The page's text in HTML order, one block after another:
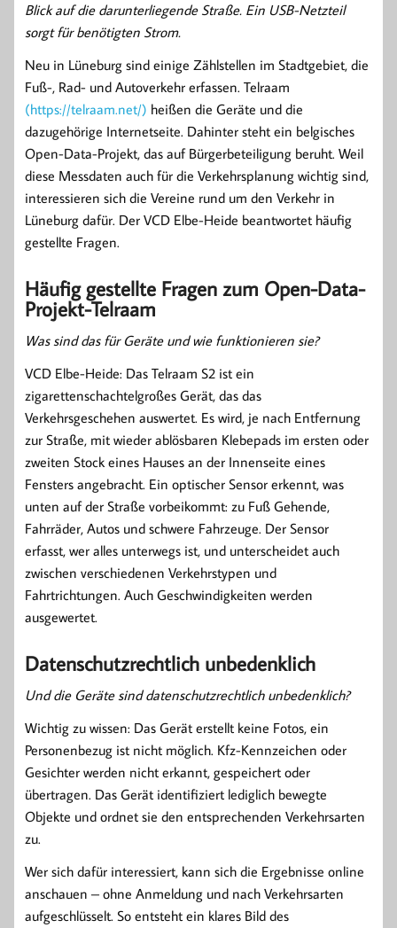
Blick auf die darunterliegende Straße. Ein USB-Netzteil
sorgt für benötigten Strom.
Neu in Lüneburg sind einige Zählstellen im Stadtgebiet, die
Fuß-, Rad- und Autoverkehr erfassen. Telraam
(https://telraam.net/) heißen die Geräte und die
dazugehörige Internetseite. Dahinter steht ein belgisches
Open-Data-Projekt, das auf Bürgerbeteiligung beruht. Weil
diese Messdaten auch für die Verkehrsplanung wichtig sind,
interessieren sich die Vereine rund um den Verkehr in
Lüneburg dafür. Der VCD Elbe-Heide beantwortet häufig
gestellte Fragen.
Häufig gestellte Fragen zum Open-Data-
Projekt-Telraam
Was sind das für Geräte und wie funktionieren sie?
VCD Elbe-Heide: Das Telraam S2 ist ein
zigarettenschachtelgroßes Gerät, das das
Verkehrsgeschehen auswertet. Es wird, je nach Entfernung
zur Straße, mit wieder ablösbaren Klebepads im ersten oder
zweiten Stock eines Hauses an der Innenseite eines
Fensters angebracht. Ein optischer Sensor erkennt, was
unten auf der Straße vorbeikommt: zu Fuß Gehende,
Fahrräder, Autos und schwere Fahrzeuge. Der Sensor
erfasst, wer alles unterwegs ist, und unterscheidet auch
zwischen verschiedenen Verkehrstypen und
Fahrtrichtungen. Auch Geschwindigkeiten werden
ausgewertet.
Datenschutzrechtlich unbedenklich
Und die Geräte sind datenschutzrechtlich unbedenklich?
Wichtig zu wissen: Das Gerät erstellt keine Fotos, ein
Personenbezug ist nicht möglich. Kfz-Kennzeichen oder
Gesichter werden nicht erkannt, gespeichert oder
übertragen. Das Gerät identifiziert lediglich bewegte
Objekte und ordnet sie den entsprechenden Verkehrsarten
zu.
Wer sich dafür interessiert, kann sich die Ergebnisse online
anschauen – ohne Anmeldung und nach Verkehrsarten
aufgeschlüsselt. So entsteht ein klares Bild des